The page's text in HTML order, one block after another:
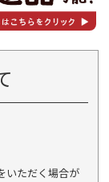
いただく場合が